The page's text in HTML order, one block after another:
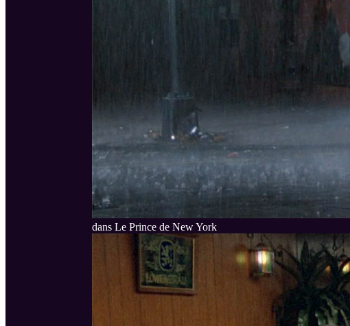
dans Le Prince de New York